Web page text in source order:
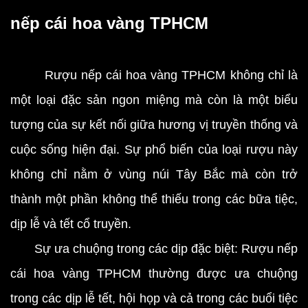
nếp cái hoa vàng TPHCM
Rượu nếp cái hoa vàng TPHCM không chỉ là
một loại đặc sản ngon miệng mà còn là một biểu
tượng của sự kết nối giữa hương vị truyền thống và
cuộc sống hiện đại. Sự phổ biến của loại rượu này
không chỉ nằm ở vùng núi Tây Bắc mà còn trở
thành một phần không thể thiếu trong các bữa tiệc,
dịp lễ và tết cổ truyền.
Sự ưa chuộng trong các dịp đặc biệt: Rượu nếp
cái hoa vàng TPHCM thường được ưa chuộng
trong các dịp lễ tết, hội họp và cả trong các buổi tiệc